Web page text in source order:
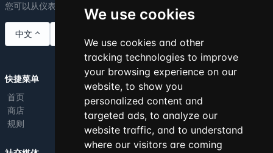
We use cookies
We use cookies and other
tracking technologies to improve
your browsing experience on our
website, to show you
personalized content and
targeted ads, to analyze our
website traffic, and to understand
where our visitors are coming
您可以从仪表板编辑此文本。
中文
快捷菜单
首页
商店
规则